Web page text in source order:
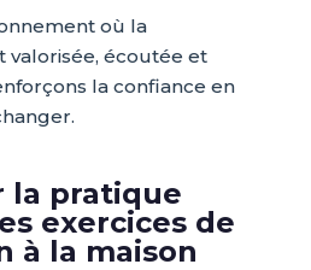
où la
valorisée, écoutée et
la confiance en
la pratique
exercices de
à la maison